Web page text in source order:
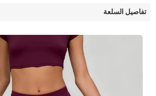
تفاصيل السلعة